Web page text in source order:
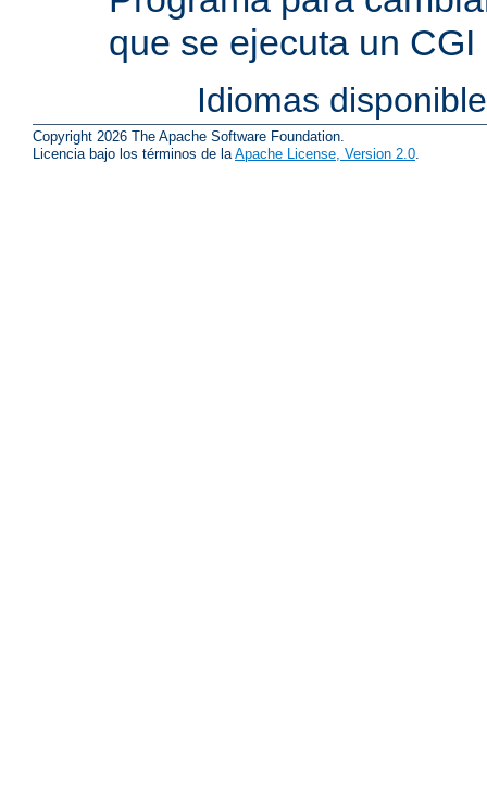
que se ejecuta un CGI
Idiomas
Copyright 2026 The Apache Software Foundation.
Licencia bajo los términos de laApache License, Version 2.0.